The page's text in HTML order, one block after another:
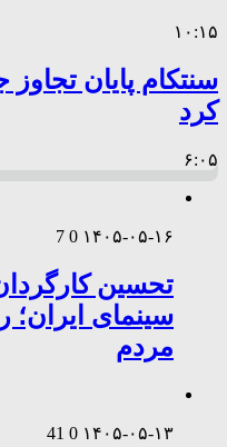
۱۰:۱۵
سنتکام پایان تجاوز
کرد
۶:۰۵
۱۴۰۵-۰۵-۱۶ 0
7
تحسین
سینمای
مردم
۱۴۰۵-۰۵-۱۳ 0
41